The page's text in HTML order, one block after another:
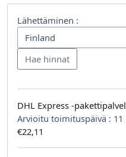
Lähettäminen :
DHL Express -
Arvioitu toimituspäivä :
€22,11